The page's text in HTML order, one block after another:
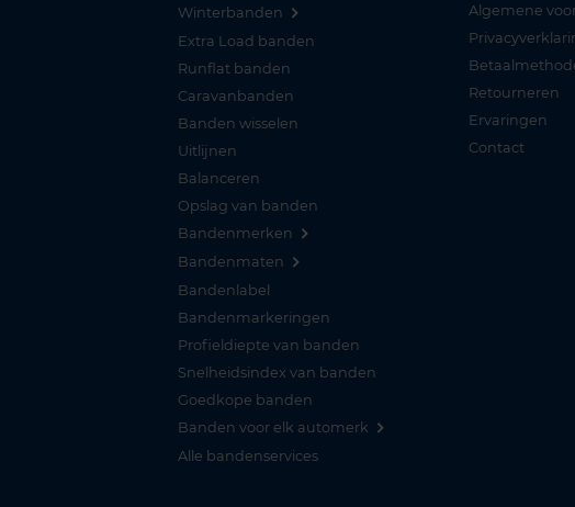
Winterbanden
Extra Load banden
Runflat banden
Caravanbanden
Banden wisselen
Uitlijnen
Balanceren
Opslag van banden
Bandenmerken
Bandenmaten
Bandenlabel
Bandenmarkeringen
Profieldiepte van banden
Snelheidsindex van banden
Goedkope banden
Banden voor elk automerk
Alle bandenservices
Algemene
Retourneren
Ervaringen
Contact